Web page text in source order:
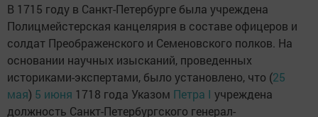
В 1715 году в Санкт-Петербурге была учреждена
Полицмейстерская канцелярия в составе офицеров и
солдат Преображенского и Семеновского полков. На
основании научных изысканий, проведенных
историками-экспертами, было установлено, что (25
мая) 5 июня 1718 года Указом Петра I учреждена
должность Санкт-Петербургского генерал-